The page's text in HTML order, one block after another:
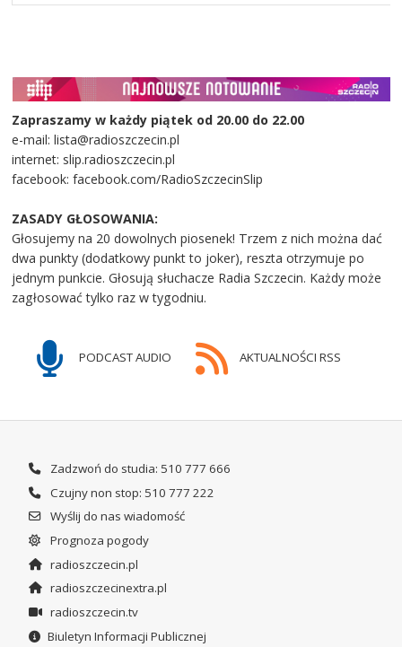
Zapraszamy w każdy piątek od 20.00 do 22.00
e-mail: lista@radioszczecin.pl
internet: slip.radioszczecin.pl
facebook: facebook.com/RadioSzczecinSlip
ZASADY GŁOSOWANIA:
Głosujemy na 20 dowolnych piosenek! Trzem z nich można dać
dwa punkty (dodatkowy punkt to joker), reszta otrzymuje po
jednym punkcie. Głosują słuchacze Radia Szczecin. Każdy może
zagłosować tylko raz w tygodniu.
PODCAST AUDIO AKTUALNOŚCI RSS
Zadzwoń do studia: 510 777 666
Czujny non stop: 510 777 222
Wyślij do nas wiadomość
Prognoza pogody
radioszczecin.pl
radioszczecinextra.pl
radioszczecin.tv
Biuletyn Informacji Publicznej